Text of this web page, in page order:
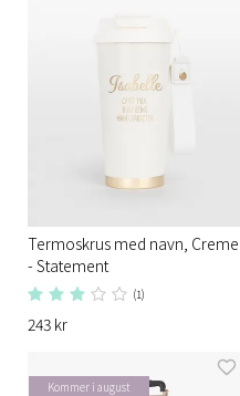
Termoskrus med navn, Creme
- Statement
(1)
243 kr
Kommer i august